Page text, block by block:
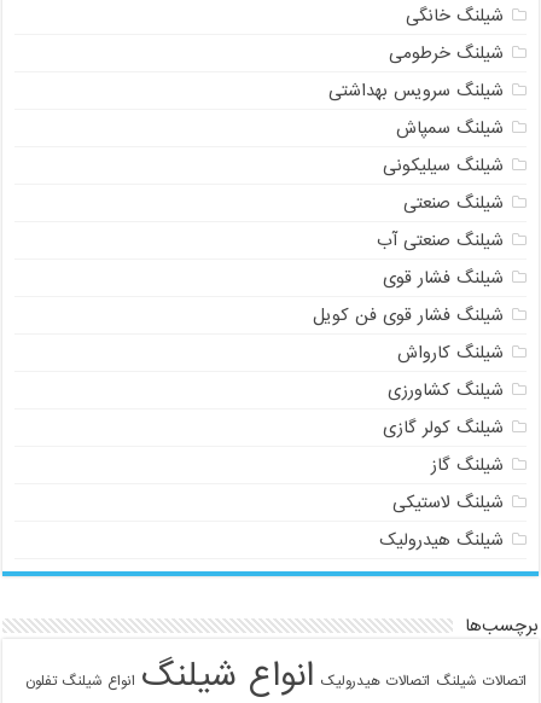
شیلنگ خانگی
شیلنگ خرطومی
شیلنگ سرویس بهداشتی
شیلنگ سمپاش
شیلنگ سیلیکونی
شیلنگ صنعتی
شیلنگ صنعتی آب
شیلنگ فشار قوی
شیلنگ فشار قوی فن کویل
شیلنگ کارواش
شیلنگ کشاورزی
شیلنگ کولر گازی
شیلنگ گاز
شیلنگ لاستیکی
شیلنگ هیدرولیک
برچسب‌ها
اتصالات شیلنگ اتصالات هیدرولیک انواع شیلنگ انواع شیلنگ تفلون